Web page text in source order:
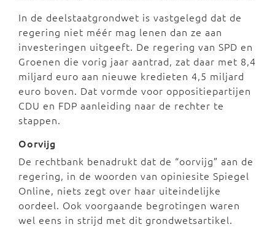
In de deelstaatgrondwet is vastgelegd dat de
regering niet méér mag lenen dan ze aan
investeringen uitgeeft. De regering van SPD en
Groenen die vorig jaar aantrad, zat daar met 8,4
miljard euro aan nieuwe kredieten 4,5 miljard
euro boven. Dat vormde voor oppositiepartijen
CDU en FDP aanleiding naar de rechter te
stappen.
Oorvijg
De rechtbank benadrukt dat de “oorvijg” aan de
regering, in de woorden van opiniesite Spiegel
Online, niets zegt over haar uiteindelijke
oordeel. Ook voorgaande begrotingen waren
wel eens in strijd met dit grondwetsartikel.